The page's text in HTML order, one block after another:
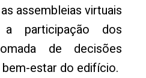
assembleias virtuais
participação dos
de decisões
estar do edifício.